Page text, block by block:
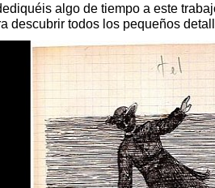
algo de tiempo a este
descubrir todos los pequeños